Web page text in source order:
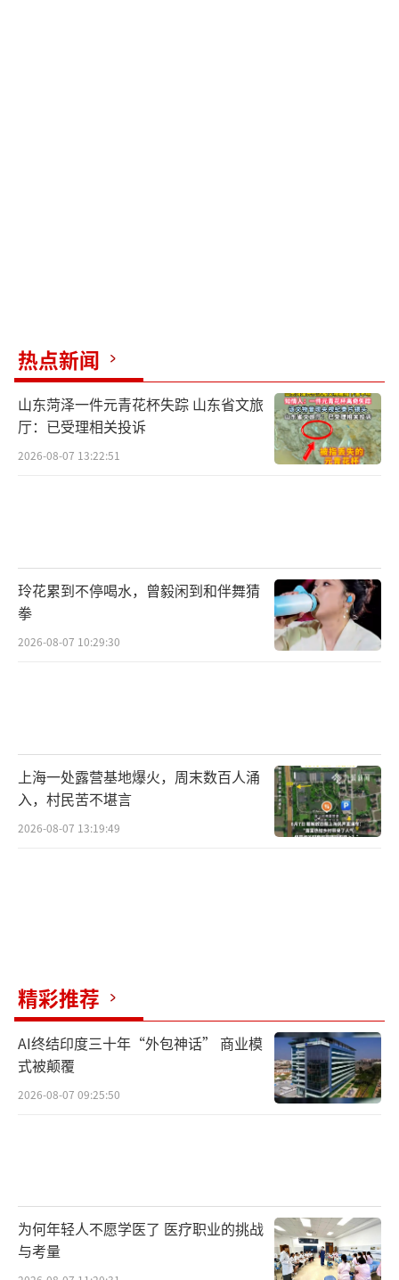
热点新闻
山东菏泽一件元青花杯失踪 山东省文旅
厅：已受理相关投诉
2026-08-07 13:22:51
玲花累到不停喝水，曾毅闲到和伴舞猜
拳
2026-08-07 10:29:30
上海一处露营基地爆火，周末数百人涌
入，村民苦不堪言
2026-08-07 13:19:49
精彩推荐
AI终结印度三十年“外包神话” 商业模
式被颠覆
2026-08-07 09:25:50
为何年轻人不愿学医了 医疗职业的挑战
与考量